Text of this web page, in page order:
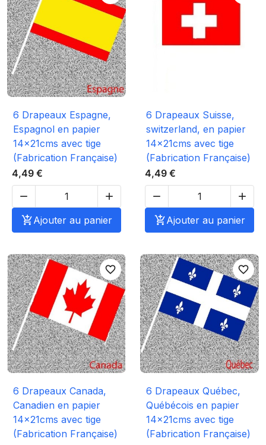
6 Drapeaux Espagne,
Espagnol en papier
14x21cms avec tige
(Fabrication Française)
4,49 €


Ajouter au panier
6 Drapeaux Suisse,
switzerland, en papier
14x21cms avec tige
(Fabrication Française)
4,49 €


Ajouter au panier
favorite_border
6 Drapeaux Canada,
Canadien en papier
14x21cms avec tige
(Fabrication Française)
favorite_border
6 Drapeaux Québec,
Québécois en papier
14x21cms avec tige
(Fabrication Française)